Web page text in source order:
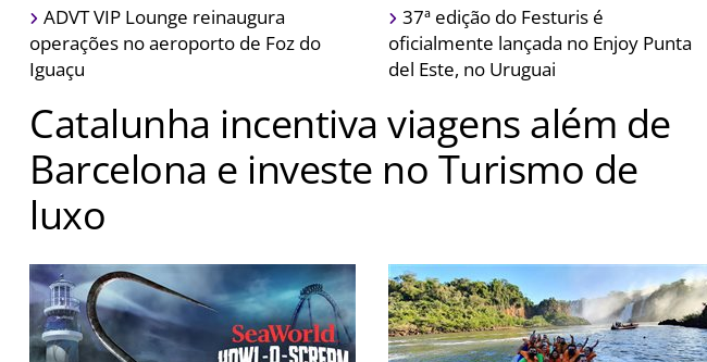
ADVT VIP Lounge reinaugura
operações no aeroporto de Foz do
Iguaçu
37ª edição do Festuris é
oficialmente lançada no Enjoy Punta
del Este, no Uruguai
Catalunha incentiva viagens além de
Barcelona e investe no Turismo de
luxo
Número de turistas em Barcelona diminuiu, mas gasto médio aumentou, segundo
Agência Catalana de Turismo